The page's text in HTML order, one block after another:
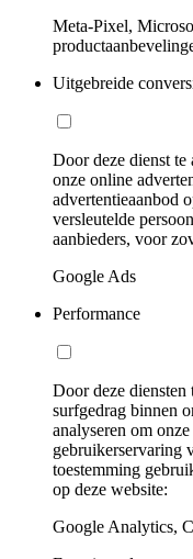
Meta-Pixel,
Uitgebreide
Door deze dienst te
onze online
advertentieaanbod
versleutelde
aanbieders, voor
Google Ads
Performance
Door deze
surfgedrag binnen
analyseren om
gebruikerservaring
toestemming
op deze website:
Google Analytics,